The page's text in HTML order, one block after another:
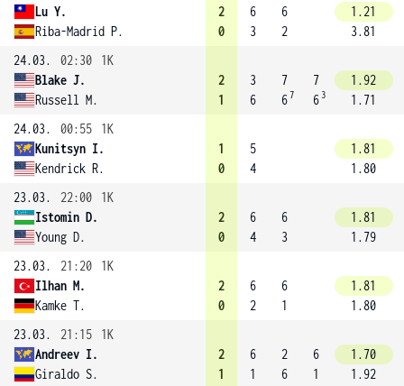
Lu Y.
Riba-Madrid P.
2
0
6
3
6
2
1.21
3.81
24.03.
02:30
1K
Blake J.
Russell M.
2
1
3
6
7
67
7
6 3
1.92
1.71
24.03.
00:55
1K
Kunitsyn I.
Kendrick R.
1
0
5
4
1.81
1.80
23.03.
22:00
1K
Istomin D.
Young D.
2
0
6
4
6
3
1.81
1.79
23.03.
21:20
1K
Ilhan M.
Kamke T.
2
0
6
2
6
1
1.81
1.80
23.03.
21:15
1K
Andreev I.
Giraldo S.
2
1
6
1
2
6
6
1
1.70
1.92